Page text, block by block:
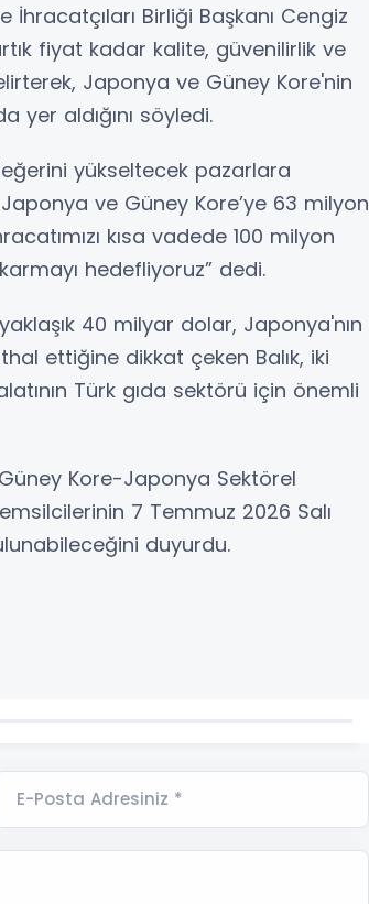
İhracatçıları Birliği Başkanı Cengiz
fiyat kadar kalite, güvenilirlik ve
Japonya ve Güney Kore'nin
yer aldığını söyledi.
yükseltecek pazarlara
Japonya ve Güney Kore’ye 63 milyon
kısa vadede 100 milyon
hedefliyoruz” dedi.
40 milyar dolar, Japonya'nın
ettiğine dikkat çeken Balık, iki
Türk gıda sektörü için önemli
Kore-Japonya Sektörel
7 Temmuz 2026 Salı
duyurdu.
E-Posta Adresiniz *